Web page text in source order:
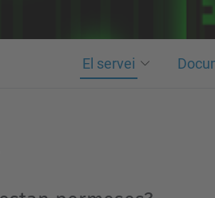
El servei